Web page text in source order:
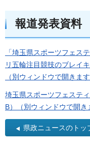
報道発表資料
「埼玉県スポーツフェス
リ五輪注目競技のブレイ
（別ウィンドウで開きます
埼玉県スポーツフェステ
B）（別ウィンドウで開き
県政ニュースのトッ